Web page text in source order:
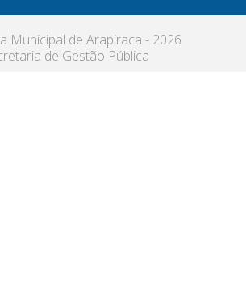
Municipal de Arapiraca - 2026
de Gestão Pública